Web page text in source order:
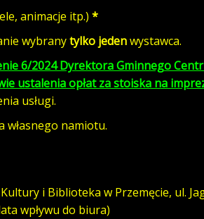
animacje itp.) *
wybranytylko jedenwystawca.
6/2024 Dyrektora Gminnego
ustalenia opłat za stoiska na
usługi.
własnego namiotu.
i Biblioteka w Przemęcie, ul.
wpływu do biura)